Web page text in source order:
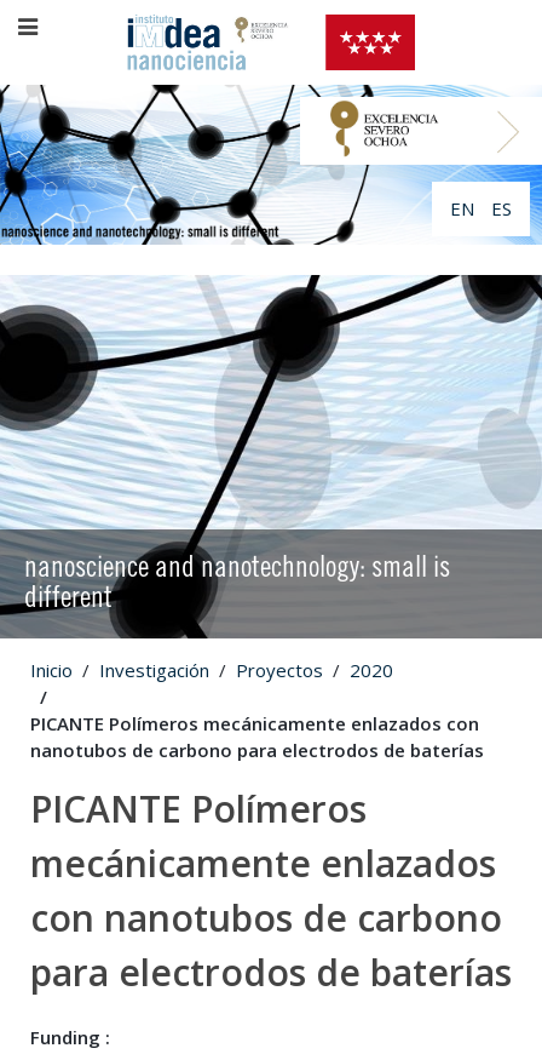
EN ES
nanoscience and nanotechnology: small is
different
Inicio Investigación Proyectos 2020
PICANTE Polímeros mecánicamente enlazados con
nanotubos de carbono para electrodos de baterías
PICANTE Polímeros
mecánicamente enlazados
con nanotubos de carbono
para electrodos de baterías
Funding :